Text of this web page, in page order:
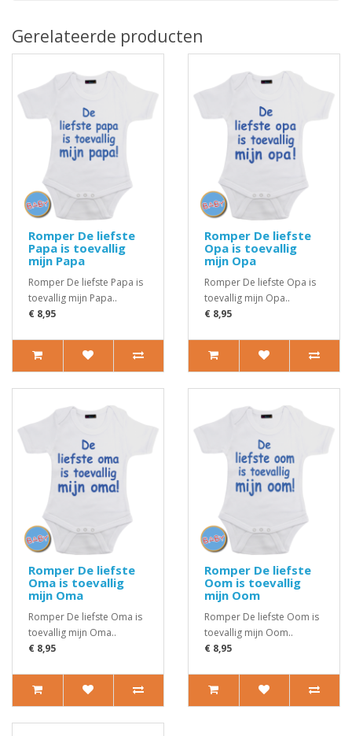
Gerelateerde producten
Romper De liefste
Papa is toevallig
mijn Papa
Romper De liefste Papa is
toevallig mijn Papa..
€ 8,95
Romper De liefste
Opa is toevallig
mijn Opa
Romper De liefste Opa is
toevallig mijn Opa..
€ 8,95
Romper De liefste
Oma is toevallig
mijn Oma
Romper De liefste Oma is
toevallig mijn Oma..
€ 8,95
Romper De liefste
Oom is toevallig
mijn Oom
Romper De liefste Oom is
toevallig mijn Oom..
€ 8,95